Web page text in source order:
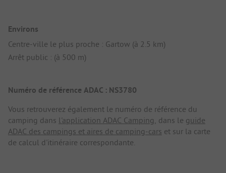
Environs
Centre-ville le plus proche : Gartow (à 2.5 km)
Arrêt public : (à 500 m)
Numéro de référence ADAC : NS3780
Vous retrouverez également le numéro de référence du
camping dans l'application ADAC Camping, dans le guide
ADAC des campings et aires de camping-cars et sur la carte
de calcul d'itinéraire correspondante.